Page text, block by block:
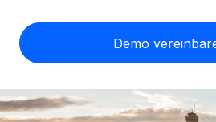
Contractor of Record
Rechtssichere, weltweite Arbeit
Globales Onboarding und
Freelancer:innen
Einfache Einstellung in allen US-
Personalkostenrechner
Gesamtbeschäftigungskosten
Nederlands Anmelden
Demo